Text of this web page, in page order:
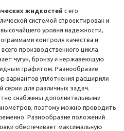
жидкостей с его
системой спроектирован и
уровня надежности,
контроля качества и
производственного цикла.
чугун, бронзу и нержавеющую
графитом. Разнообразие
вариантов уплотнения расширили
серии для различных задач.
снабжены дополнительными
поэтому можно проводить
Разнообразие положений
обеспечивает максимальную